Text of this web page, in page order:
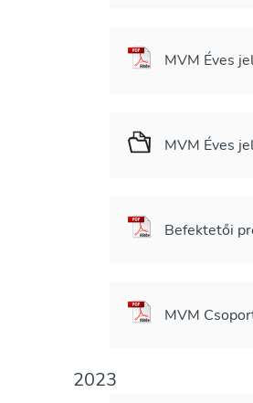
MVM Éves
MVM Éves
Befektetői
MVM
2023